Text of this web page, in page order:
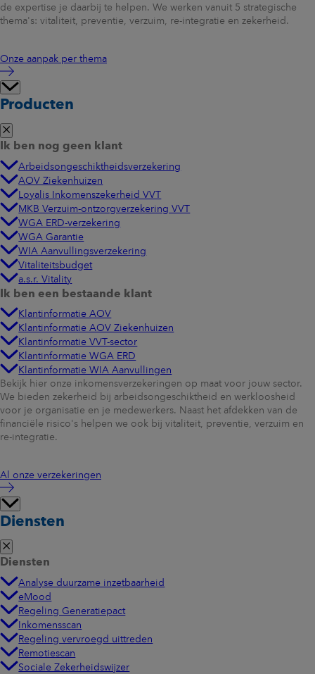
de expertise je daarbij te helpen. We werken vanuit 5 strategische
thema's: vitaliteit, preventie, verzuim, re-integratie en zekerheid.
Onze aanpak per thema
Producten
Ik ben nog geen klant
Arbeidsongeschiktheidsverzekering
AOV Ziekenhuizen
Loyalis Inkomenszekerheid VVT
MKB Verzuim-ontzorgverzekering VVT
WGA ERD-verzekering
WGA Garantie
WIA Aanvullingsverzekering
Vitaliteitsbudget
a.s.r. Vitality
Ik ben een bestaande klant
Klantinformatie AOV
Klantinformatie AOV Ziekenhuizen
Klantinformatie VVT-sector
Klantinformatie WGA ERD
Klantinformatie WIA Aanvullingen
Bekijk hier onze inkomensverzekeringen op maat voor jouw sector.
We bieden zekerheid bij arbeidsongeschiktheid en werkloosheid
voor je organisatie en je medewerkers. Naast het afdekken van de
financiële risico's helpen we ook bij vitaliteit, preventie, verzuim en
re-integratie.
Al onze verzekeringen
Diensten
Diensten
Analyse duurzame inzetbaarheid
eMood
Regeling Generatiepact
Inkomensscan
Regeling vervroegd uittreden
Remotiescan
Sociale Zekerheidswijzer